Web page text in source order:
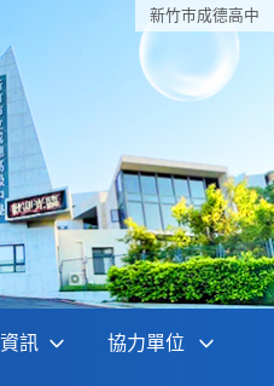
新竹巿成德高中
訊 協力單位